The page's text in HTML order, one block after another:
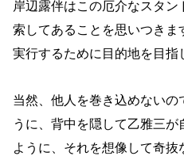
岸辺露伴はこの厄介なスタ
索してあることを思いつき
実行するために目的地を目指
当然、他人を巻き込めないの
うに、背中を隠して乙雅三
ように、それを想像して奇抜